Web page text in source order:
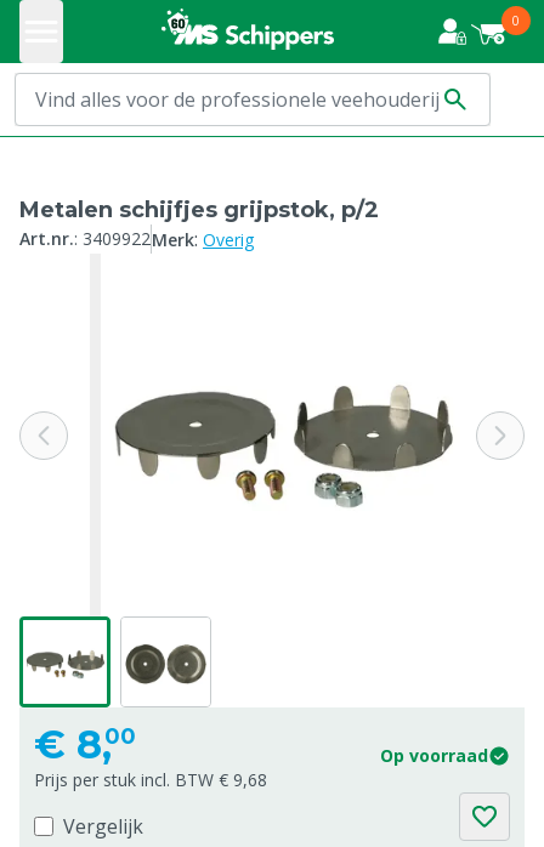
0
Metalen schijfjes grijpstok, p/2
Art.nr.: 3409922Merk: Overig
€ 8,00
Op voorraad
Prijs per stuk incl. BTW € 9,68
Vergelijk